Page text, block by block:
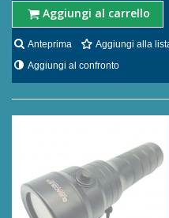
Aggiungi al carrello
Anteprima Aggiungi alla
Aggiungi al confronto